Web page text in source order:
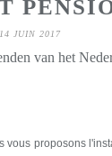
14 JUIN 2017
van het
proposons